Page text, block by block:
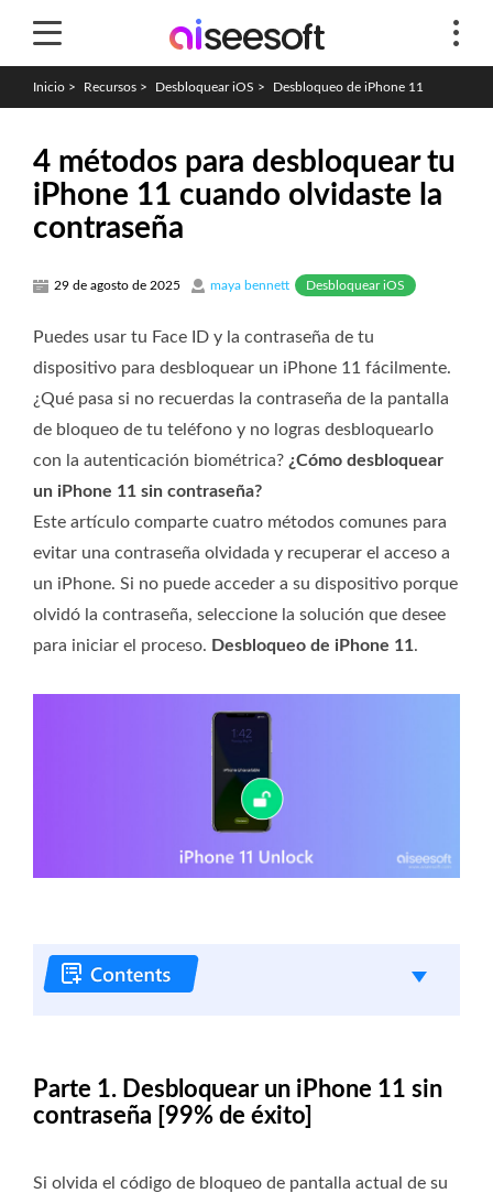
Inicio > Recursos > Desbloquear iOS > Desbloqueo de iPhone 11
4 métodos para desbloquear tu
iPhone 11 cuando olvidaste la
contraseña
29 de agosto de 2025 maya bennett Desbloquear iOS
Puedes usar tu Face ID y la contraseña de tu
dispositivo para desbloquear un iPhone 11 fácilmente.
¿Qué pasa si no recuerdas la contraseña de la pantalla
de bloqueo de tu teléfono y no logras desbloquearlo
con la autenticación biométrica? ¿Cómo desbloquear
un iPhone 11 sin contraseña?
Este artículo comparte cuatro métodos comunes para
evitar una contraseña olvidada y recuperar el acceso a
un iPhone. Si no puede acceder a su dispositivo porque
olvidó la contraseña, seleccione la solución que desee
para iniciar el proceso. Desbloqueo de iPhone 11.
Parte 1. Desbloquear un iPhone 11 sin
contraseña [99% de éxito]
Si olvida el código de bloqueo de pantalla actual de su